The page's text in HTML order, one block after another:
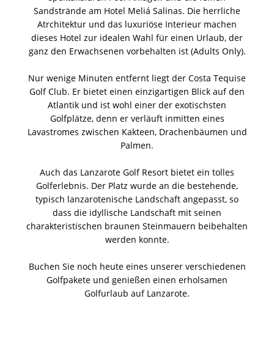
Sandstrände am Hotel Meliá Salinas. Die herrliche
Atrchitektur und das luxuriöse Interieur machen
dieses Hotel zur idealen Wahl für einen Urlaub, der
ganz den Erwachsenen vorbehalten ist (Adults Only).
Nur wenige Minuten entfernt liegt der Costa Tequise
Golf Club. Er bietet einen einzigartigen Blick auf den
Atlantik und ist wohl einer der exotischsten
Golfplätze, denn er verläuft inmitten eines
Lavastromes zwischen Kakteen, Drachenbäumen und
Palmen.
Auch das Lanzarote Golf Resort bietet ein tolles
Golferlebnis. Der Platz wurde an die bestehende,
typisch lanzarotenische Landschaft angepasst, so
dass die idyllische Landschaft mit seinen
charakteristischen braunen Steinmauern beibehalten
werden konnte.
Buchen Sie noch heute eines unserer verschiedenen
Golfpakete und genießen einen erholsamen
Golfurlaub auf Lanzarote.